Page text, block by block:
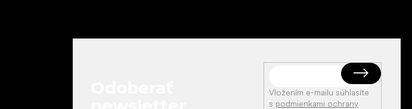
Vložením e-mailu súhlasíte
s podmienkami ochrany